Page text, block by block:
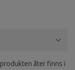
åter finns i